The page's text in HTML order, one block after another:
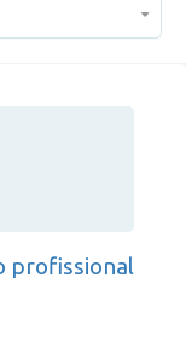
profissional